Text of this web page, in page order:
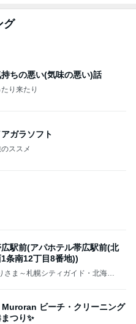
グ
ちの悪い(気味の悪い)話
り来たり
ガラソフト
ススメ
駅前(アパホテル帯広駅前(北
条南12丁目8番地))
さま～札幌シティガイド・北海道
ビーチ・クリーニング
つり✨